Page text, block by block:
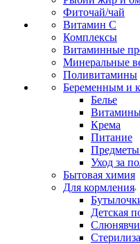
Фиточай/чай
Витамин С
Комплексы
Витаминные
Минеральные
Поливитамины
Беременным и
Белье
Крема
Питание
Уход за
Бытовая химия
Для кормления
Детская